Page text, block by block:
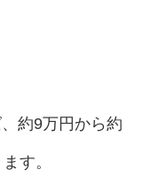
約9万円から約
す。